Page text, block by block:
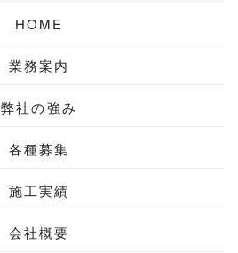
HOME
業務案内
弊社の強み
各種募集
施工実績
会社概要